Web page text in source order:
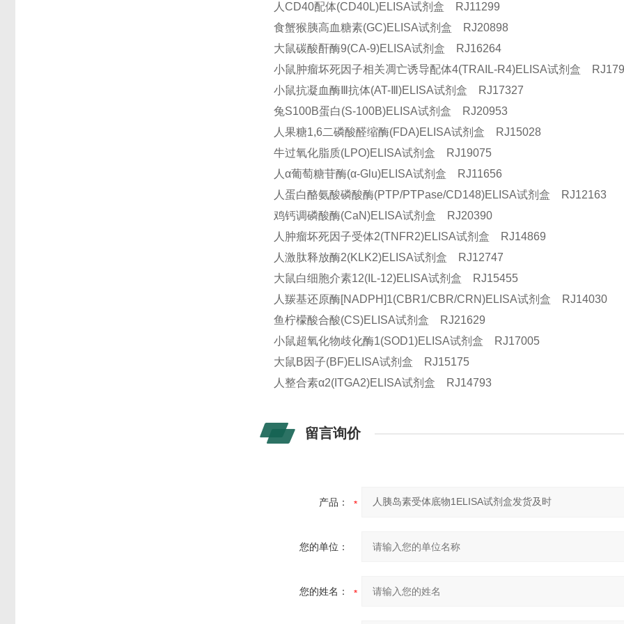
人CD40配体(CD40L)ELISA试剂盒 RJ11299
食蟹猴胰高血糖素(GC)ELISA试剂盒 RJ20898
大鼠碳酸酐酶9(CA-9)ELISA试剂盒 RJ16264
小鼠肿瘤坏死因子相关凋亡诱导配体4(TRAIL-R4)ELISA试剂盒
小鼠抗凝血酶Ⅲ抗体(AT-Ⅲ)ELISA试剂盒 RJ17327
兔S100B蛋白(S-100B)ELISA试剂盒 RJ20953
人果糖1,6二磷酸醛缩酶(FDA)ELISA试剂盒 RJ15028
牛过氧化脂质(LPO)ELISA试剂盒 RJ19075
人α葡萄糖苷酶(α-Glu)ELISA试剂盒 RJ11656
人蛋白酪氨酸磷酸酶(PTP/PTPase/CD148)ELISA试剂盒 RJ12163
鸡钙调磷酸酶(CaN)ELISA试剂盒 RJ20390
人肿瘤坏死因子受体2(TNFR2)ELISA试剂盒 RJ14869
人激肽释放酶2(KLK2)ELISA试剂盒 RJ12747
大鼠白细胞介素12(IL-12)ELISA试剂盒 RJ15455
人羰基还原酶[NADPH]1(CBR1/CBR/CRN)ELISA试剂盒 RJ14030
鱼柠檬酸合酸(CS)ELISA试剂盒 RJ21629
小鼠超氧化物歧化酶1(SOD1)ELISA试剂盒 RJ17005
大鼠B因子(BF)ELISA试剂盒 RJ15175
人整合素α2(ITGA2)ELISA试剂盒 RJ14793
留言询价
产品：
您的单位：
您的姓名：